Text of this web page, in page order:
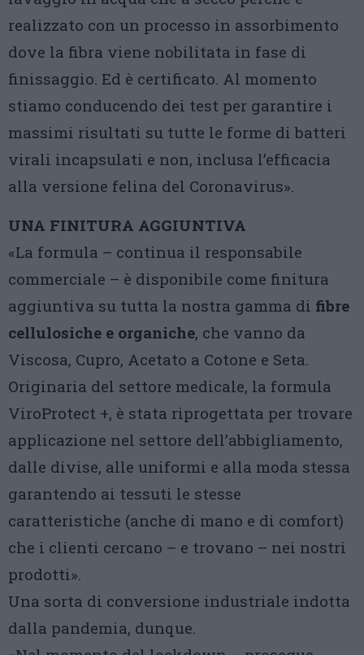
realizzato con un processo in assorbimento
dove la fibra viene nobilitata in fase di
finissaggio. Ed è certificato. Al momento
stiamo conducendo dei test per garantire i
massimi risultati su tutte le forme di batteri
virali incapsulati e non, inclusa l’efficacia
alla versione felina del Coronavirus».
UNA FINITURA AGGIUNTIVA
«La formula – continua il responsabile
commerciale – è disponibile come finitura
aggiuntiva su tutta la nostra gamma di fibre
cellulosiche e organiche, che vanno da
Viscosa, Cupro, Acetato a Cotone e Seta.
Originaria del settore medicale, la formula
ViroProtect +, è stata riprogettata per trovare
applicazione nel settore dell’abbigliamento,
dalle divise, alle uniformi e alla moda stessa
garantendo ai tessuti le stesse
caratteristiche (anche di mano e di comfort)
che i clienti cercano – e trovano – nei nostri
prodotti».
Una sorta di conversione industriale indotta
dalla pandemia, dunque.